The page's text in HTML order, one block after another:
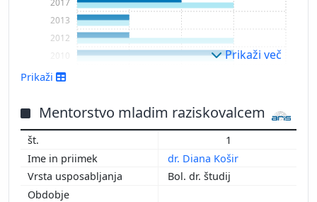
2009
2012
2013
Prikaži več
Prikaži
Mentorstvo mladim raziskovalcem
1
dr. Diana Košir
Bol. dr. študij